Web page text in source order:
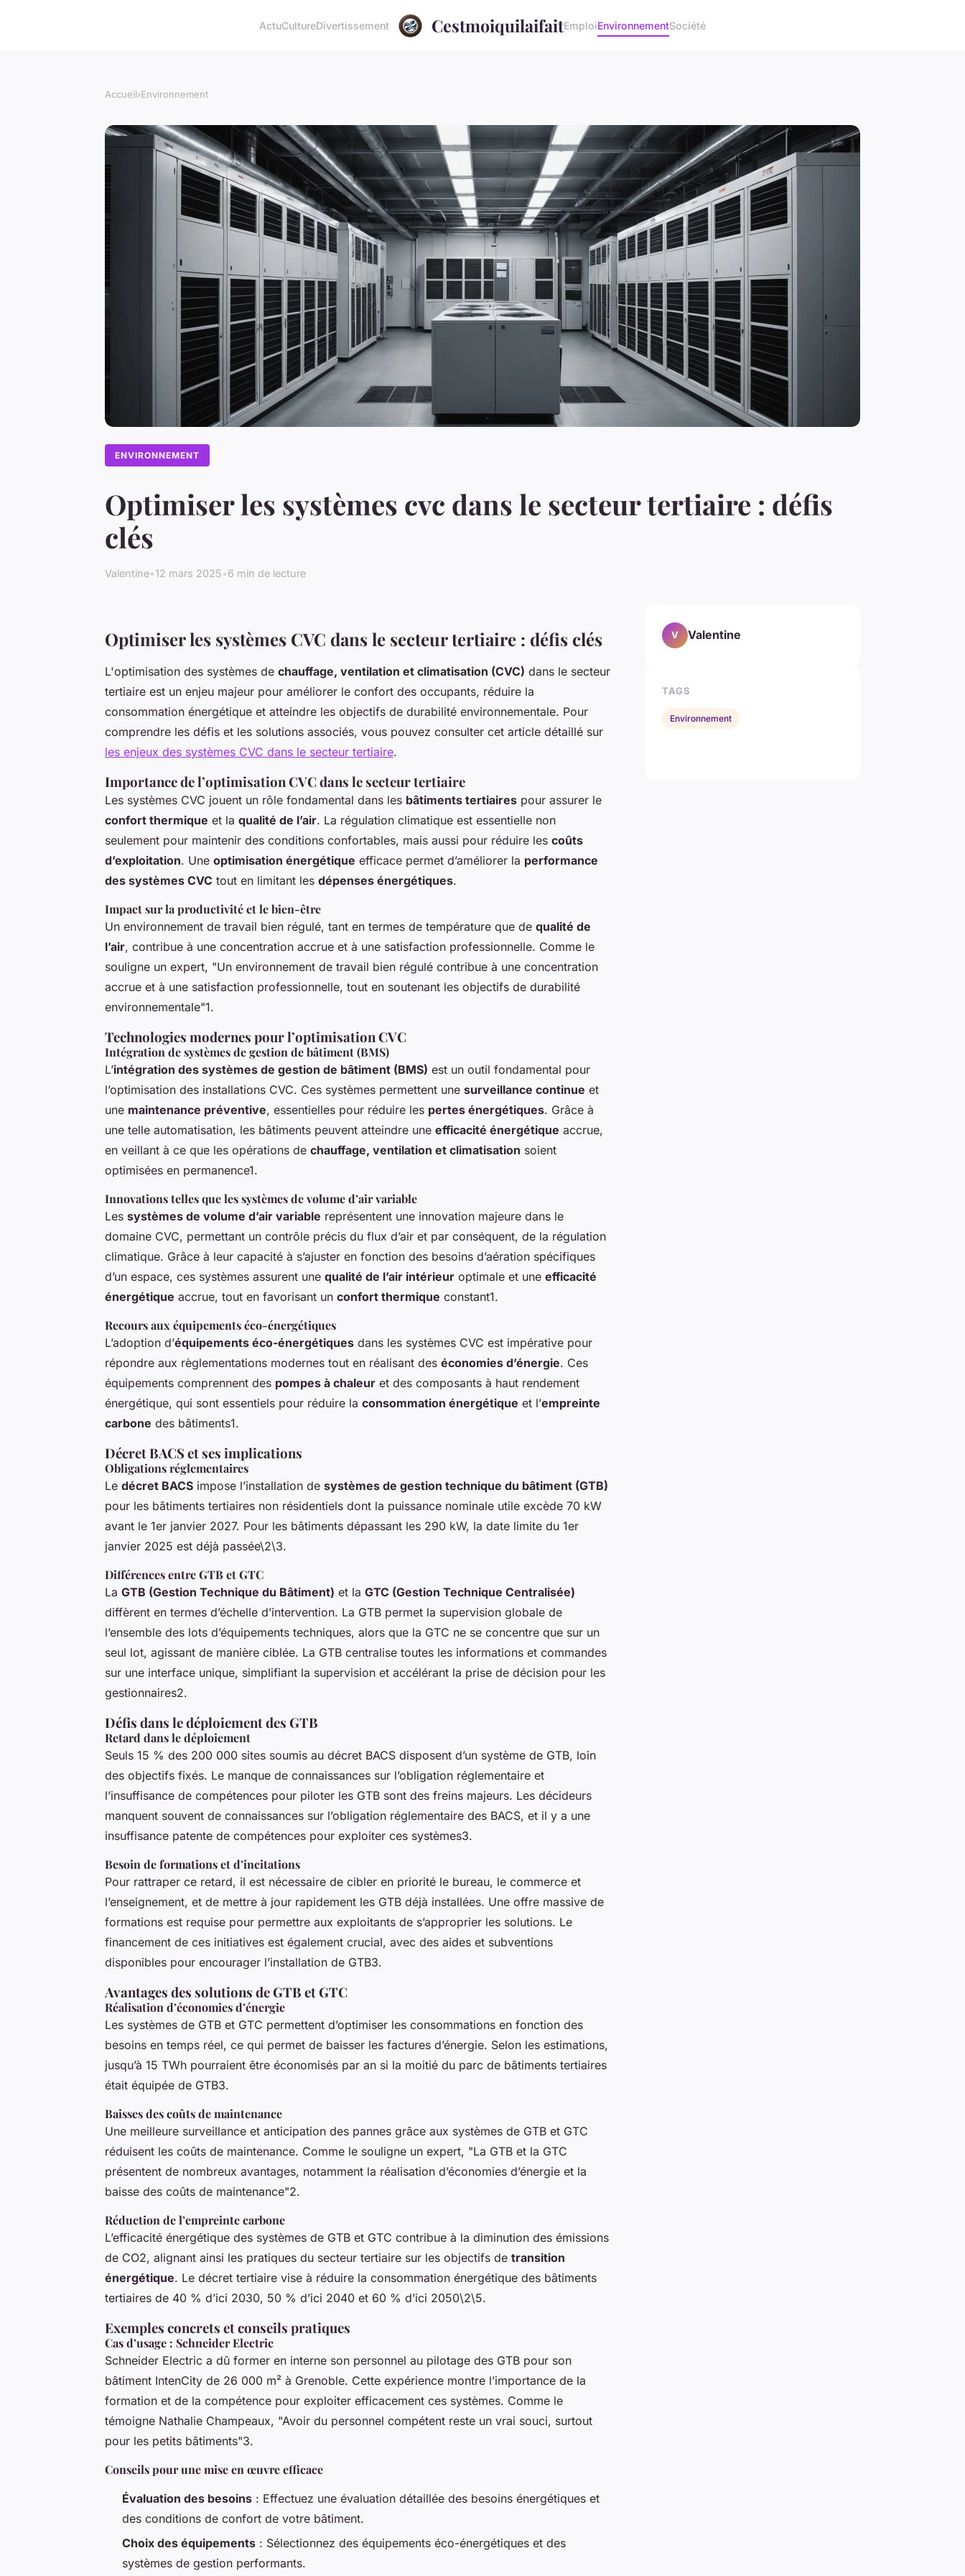
ActuCultureDivertissement CestmoiquilaifaitEmploiEnvironnementSociété
Accueil›Environnement
ENVIRONNEMENT
Optimiser les systèmes cvc dans le secteur tertiaire : défis
clés
Valentine•12 mars 2025•6 min de lecture
Optimiser les systèmes CVC dans le secteur tertiaire : défis clés
L'optimisation des systèmes de chauffage, ventilation et climatisation (CVC) dans le secteur
tertiaire est un enjeu majeur pour améliorer le confort des occupants, réduire la
consommation énergétique et atteindre les objectifs de durabilité environnementale. Pour
comprendre les défis et les solutions associés, vous pouvez consulter cet article détaillé sur
les enjeux des systèmes CVC dans le secteur tertiaire.
Importance de l’optimisation CVC dans le secteur tertiaire
Les systèmes CVC jouent un rôle fondamental dans les bâtiments tertiaires pour assurer le
confort thermique et la qualité de l’air. La régulation climatique est essentielle non
seulement pour maintenir des conditions confortables, mais aussi pour réduire les coûts
d’exploitation. Une optimisation énergétique efficace permet d’améliorer la performance
des systèmes CVC tout en limitant les dépenses énergétiques.
Impact sur la productivité et le bien-être
Un environnement de travail bien régulé, tant en termes de température que de qualité de
l’air, contribue à une concentration accrue et à une satisfaction professionnelle. Comme le
souligne un expert, "Un environnement de travail bien régulé contribue à une concentration
accrue et à une satisfaction professionnelle, tout en soutenant les objectifs de durabilité
environnementale"1.
Technologies modernes pour l’optimisation CVC
Intégration de systèmes de gestion de bâtiment (BMS)
L’intégration des systèmes de gestion de bâtiment (BMS) est un outil fondamental pour
l’optimisation des installations CVC. Ces systèmes permettent une surveillance continue et
une maintenance préventive, essentielles pour réduire les pertes énergétiques. Grâce à
une telle automatisation, les bâtiments peuvent atteindre une efficacité énergétique accrue,
en veillant à ce que les opérations de chauffage, ventilation et climatisation soient
optimisées en permanence1.
Innovations telles que les systèmes de volume d’air variable
Les systèmes de volume d’air variable représentent une innovation majeure dans le
domaine CVC, permettant un contrôle précis du flux d’air et par conséquent, de la régulation
climatique. Grâce à leur capacité à s’ajuster en fonction des besoins d’aération spécifiques
d’un espace, ces systèmes assurent une qualité de l’air intérieur optimale et une efficacité
énergétique accrue, tout en favorisant un confort thermique constant1.
Recours aux équipements éco-énergétiques
L’adoption d’équipements éco-énergétiques dans les systèmes CVC est impérative pour
répondre aux règlementations modernes tout en réalisant des économies d’énergie. Ces
équipements comprennent des pompes à chaleur et des composants à haut rendement
énergétique, qui sont essentiels pour réduire la consommation énergétique et l’empreinte
carbone des bâtiments1.
Décret BACS et ses implications
Obligations réglementaires
Le décret BACS impose l’installation de systèmes de gestion technique du bâtiment (GTB)
pour les bâtiments tertiaires non résidentiels dont la puissance nominale utile excède 70 kW
avant le 1er janvier 2027. Pour les bâtiments dépassant les 290 kW, la date limite du 1er
janvier 2025 est déjà passée\2\3.
Différences entre GTB et GTC
La GTB (Gestion Technique du Bâtiment) et la GTC (Gestion Technique Centralisée)
diffèrent en termes d’échelle d’intervention. La GTB permet la supervision globale de
l’ensemble des lots d’équipements techniques, alors que la GTC ne se concentre que sur un
seul lot, agissant de manière ciblée. La GTB centralise toutes les informations et commandes
sur une interface unique, simplifiant la supervision et accélérant la prise de décision pour les
gestionnaires2.
Défis dans le déploiement des GTB
Retard dans le déploiement
Seuls 15 % des 200 000 sites soumis au décret BACS disposent d’un système de GTB, loin
des objectifs fixés. Le manque de connaissances sur l’obligation réglementaire et
l’insuffisance de compétences pour piloter les GTB sont des freins majeurs. Les décideurs
manquent souvent de connaissances sur l’obligation réglementaire des BACS, et il y a une
insuffisance patente de compétences pour exploiter ces systèmes3.
Besoin de formations et d’incitations
Pour rattraper ce retard, il est nécessaire de cibler en priorité le bureau, le commerce et
l’enseignement, et de mettre à jour rapidement les GTB déjà installées. Une offre massive de
formations est requise pour permettre aux exploitants de s’approprier les solutions. Le
financement de ces initiatives est également crucial, avec des aides et subventions
disponibles pour encourager l’installation de GTB3.
Avantages des solutions de GTB et GTC
Réalisation d’économies d’énergie
Les systèmes de GTB et GTC permettent d’optimiser les consommations en fonction des
besoins en temps réel, ce qui permet de baisser les factures d’énergie. Selon les estimations,
jusqu’à 15 TWh pourraient être économisés par an si la moitié du parc de bâtiments tertiaires
était équipée de GTB3.
Baisses des coûts de maintenance
Une meilleure surveillance et anticipation des pannes grâce aux systèmes de GTB et GTC
réduisent les coûts de maintenance. Comme le souligne un expert, "La GTB et la GTC
présentent de nombreux avantages, notamment la réalisation d’économies d’énergie et la
baisse des coûts de maintenance"2.
Réduction de l’empreinte carbone
L’efficacité énergétique des systèmes de GTB et GTC contribue à la diminution des émissions
de CO2, alignant ainsi les pratiques du secteur tertiaire sur les objectifs de transition
énergétique. Le décret tertiaire vise à réduire la consommation énergétique des bâtiments
tertiaires de 40 % d’ici 2030, 50 % d’ici 2040 et 60 % d’ici 2050\2\5.
Exemples concrets et conseils pratiques
Cas d’usage : Schneider Electric
Schneider Electric a dû former en interne son personnel au pilotage des GTB pour son
bâtiment IntenCity de 26 000 m² à Grenoble. Cette expérience montre l’importance de la
formation et de la compétence pour exploiter efficacement ces systèmes. Comme le
témoigne Nathalie Champeaux, "Avoir du personnel compétent reste un vrai souci, surtout
pour les petits bâtiments"3.
Conseils pour une mise en œuvre efficace
Évaluation des besoins : Effectuez une évaluation détaillée des besoins énergétiques et
des conditions de confort de votre bâtiment.
Choix des équipements : Sélectionnez des équipements éco-énergétiques et des
systèmes de gestion performants.
V Valentine
TAGS
Environnement